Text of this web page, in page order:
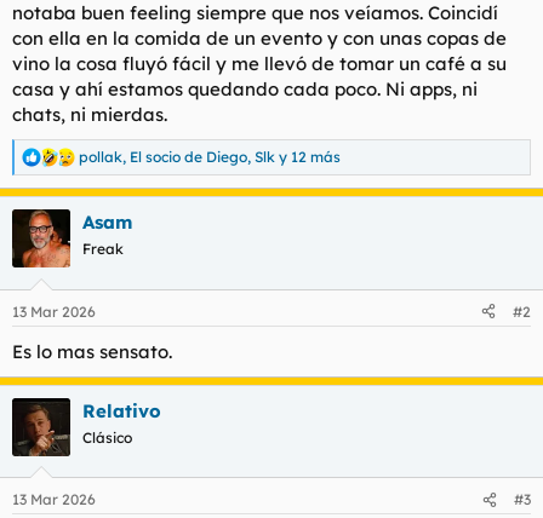
notaba buen feeling siempre que nos veíamos. Coincidí
con ella en la comida de un evento y con unas copas de
vino la cosa fluyó fácil y me llevó de tomar un café a su
casa y ahí estamos quedando cada poco. Ni apps, ni
chats, ni mierdas.
R
e
a
i
e
:
pollak, El socio de Diego, Slk y 12 más
Asam
Freak
13 Mar 2026 #2
Es lo mas sensato.
Relativo
Clásico
13 Mar 2026 #3